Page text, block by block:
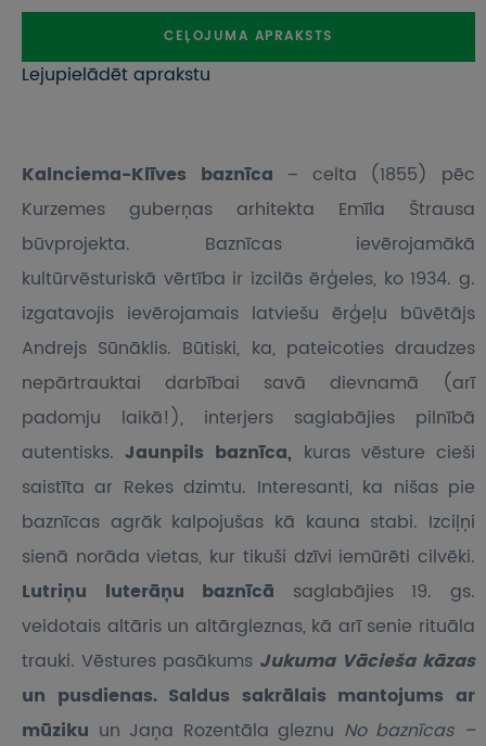
CEĻOJUMA APRAKSTS
Lejupielādēt aprakstu
Kalnciema-Klīves baznīca – celta (1855) pēc
Kurzemes guberņas arhitekta Emīla Štrausa
būvprojekta. Baznīcas ievērojamākā
kultūrvēsturiskā vērtība ir izcilās ērģeles, ko 1934. g.
izgatavojis ievērojamais latviešu ērģeļu būvētājs
Andrejs Sūnāklis. Būtiski, ka, pateicoties draudzes
nepārtrauktai darbībai savā dievnamā (arī
padomju laikā!), interjers saglabājies pilnībā
autentisks.Jaunpils baznīca, kuras vēsture cieši
saistīta ar Rekes dzimtu. Interesanti, ka nišas pie
baznīcas agrāk kalpojušas kā kauna stabi. Izciļņi
sienā norāda vietas, kur tikuši dzīvi iemūrēti cilvēki.
Lutriņu luterāņu baznīcā saglabājies 19. gs.
veidotais altāris un altārgleznas, kā arī senie rituāla
trauki. Vēstures pasākums Jukuma Vācieša kāzas
un pusdienas. Saldus sakrālais mantojums ar
mūziku un Jaņa Rozentāla gleznu No baznīcas –